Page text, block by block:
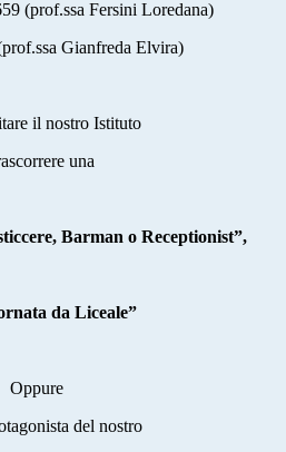
(prof.ssa Fersini Loredana)
Gianfreda Elvira)
il nostro Istituto
una
Barman o Receptionist”,
da Liceale”
Oppure
del nostro